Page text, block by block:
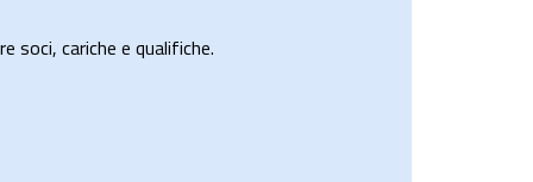
soci, cariche e qualifiche.